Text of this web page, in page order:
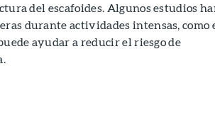
del escafoides. Algunos estudios
durante actividades intensas, como
ayudar a reducir el riesgo de